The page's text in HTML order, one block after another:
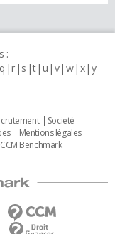
:
q r s t u v w x y
Societé
Mentions légales
Benchmark